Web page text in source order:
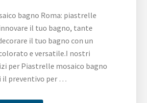
bagno Roma: piastrelle
il tuo bagno, tante
il tuo bagno con un
e versatile.I nostri
per Piastrelle mosaico bagno
il preventivo per …